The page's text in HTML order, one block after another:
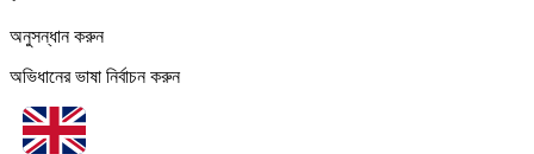
অনুসন্ধান করুন
অভিধানের ভাষা নির্বাচন করুন